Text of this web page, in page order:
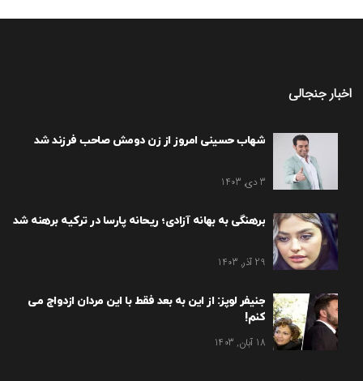
اخبار جنجالی
شهاب حسینی امروز از زن دومش صاحب فرزند شد
3 دی, 1403
برهنگی به بهانه آزادی؛ ریحانه پارسا در ترکیه برهنه شد
29 آذر, 1403
جنیفر لوپز: از این به بعد فقط با این مردان ازدواج می
کنم!
18 آبان, 1403